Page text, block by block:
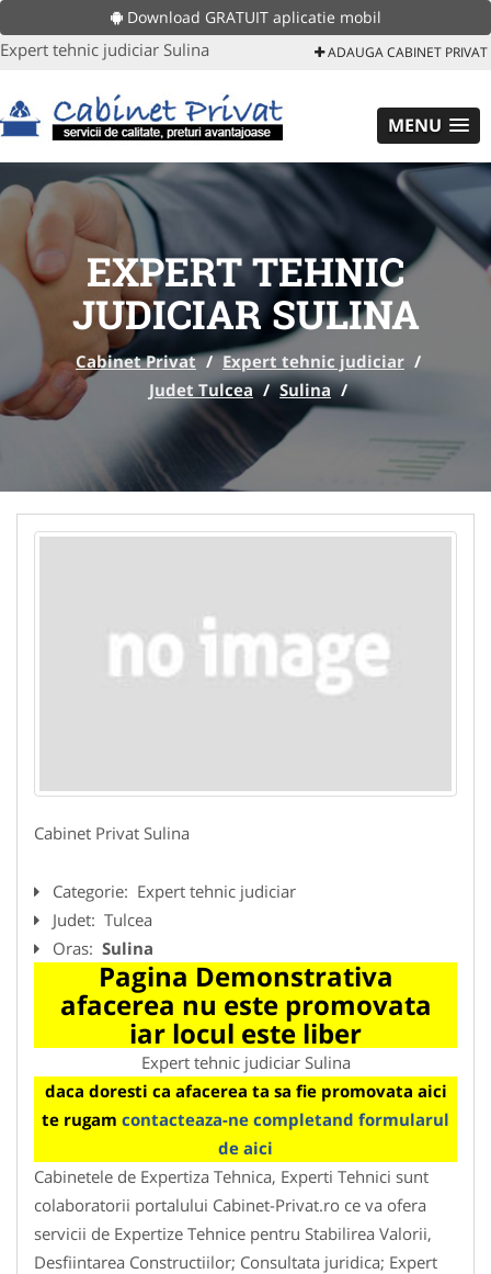
Download GRATUIT aplicatie mobil
Expert tehnic judiciar Sulina ADAUGA CABINET PRIVAT
MENU
EXPERT TEHNIC
JUDICIAR SULINA
Cabinet Privat / Expert tehnic judiciar /
Judet Tulcea / Sulina /
Cabinet Privat Sulina
Categorie: Expert tehnic judiciar
Judet: Tulcea
Oras: Sulina
Pagina Demonstrativa
afacerea nu este promovata
iar locul este liber
Expert tehnic judiciar Sulina
daca doresti ca afacerea ta sa fie promovata aici
te rugam contacteaza-ne completand formularul
de aici
Cabinetele de Expertiza Tehnica, Experti Tehnici sunt
colaboratorii portalului Cabinet-Privat.ro ce va ofera
servicii de Expertize Tehnice pentru Stabilirea Valorii,
Desfiintarea Constructiilor; Consultata juridica; Expert